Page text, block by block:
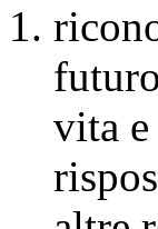
vita e